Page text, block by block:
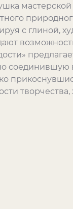
с глиной,
соединившую